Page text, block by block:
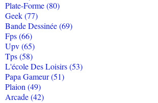
Plate-Forme (80)
Geek (77)
Bande Dessinée (69)
Fps (66)
Upv (65)
Tps (58)
L'école Des Loisirs (53)
Papa Gameur (51)
Plaion (49)
Arcade (42)